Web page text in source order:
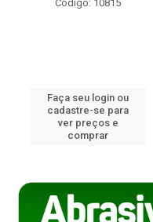
Código: 10815
Faça seu login ou
cadastre-se para
ver preços e
comprar